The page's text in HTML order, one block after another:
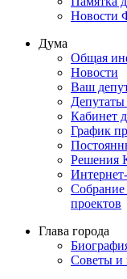
Новости
Дума
Общая
Новости
Ваш
Кабинет
График
Решения
проектов
Глава города
Советы и